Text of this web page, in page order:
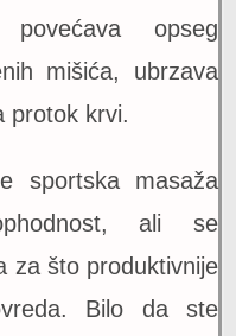
povećava opseg
mišića, ubrzava
protok krvi.
sportska masaža
ali se
za što produktivnije
Bilo da ste